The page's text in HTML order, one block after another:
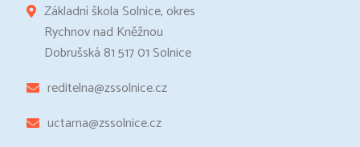
Základní škola Solnice, okres
Rychnov nad Kněžnou
Dobrušská 81 517 01 Solnice
reditelna@zssolnice.cz
uctarna@zssolnice.cz